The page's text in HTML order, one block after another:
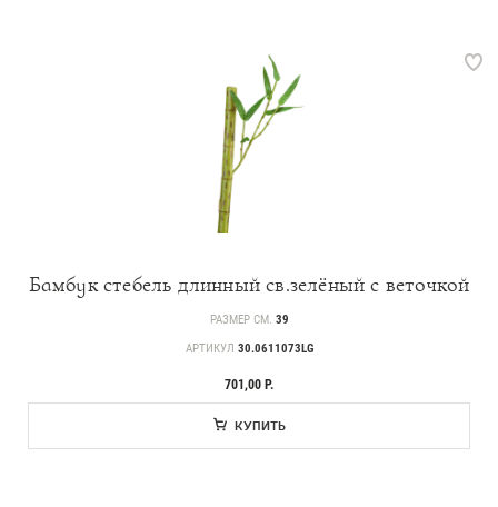
Бамбук стебель длинный св.зелёный с веточкой
РАЗМЕР СМ. 39
АРТИКУЛ 30.0611073LG
701,00 Р.
КУПИТЬ